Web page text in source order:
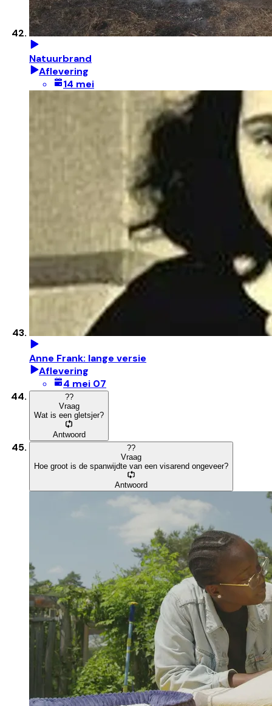
Natuurbrand
Aflevering
14 mei
Anne Frank: lange versie
Aflevering
4 mei 07
??
Vraag
Wat is een gletsjer?
Antwoord
??
Vraag
Hoe groot is de spanwijdte van een visarend ongeveer?
Antwoord